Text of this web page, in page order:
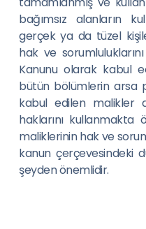
bağımsız alanların
gerçek ya da tüzel
hak ve
Kanunu olarak kabul
bütün bölümlerin arsa
kabul edilen malikler
haklarını
maliklerinin hak ve
kanun çerçevesindeki
şeyden önemlidir.